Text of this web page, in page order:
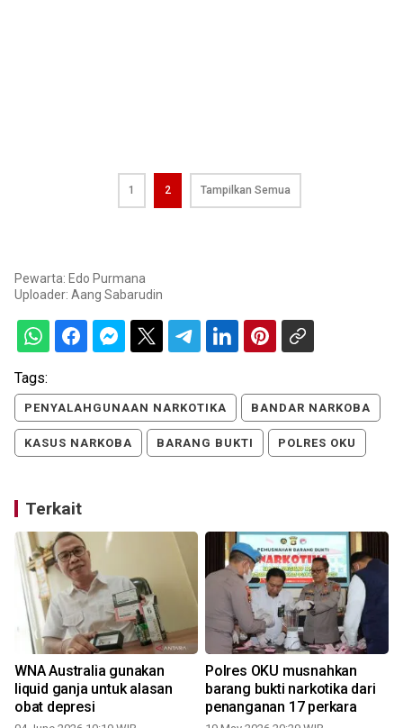
1 2 Tampilkan Semua
Pewarta: Edo Purmana
Uploader: Aang Sabarudin
Tags:
PENYALAHGUNAAN NARKOTIKA BANDAR NARKOBA
KASUS NARKOBA BARANG BUKTI POLRES OKU
Terkait
WNA Australia gunakan
liquid ganja untuk alasan
obat depresi
Polres OKU musnahkan
barang bukti narkotika dari
penanganan 17 perkara